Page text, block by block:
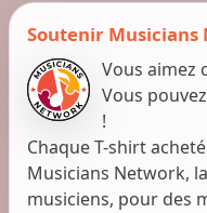
Soutenir
Vous aimez
Vous
!
Chaque T-shirt
Musicians Network,
musiciens, pour des